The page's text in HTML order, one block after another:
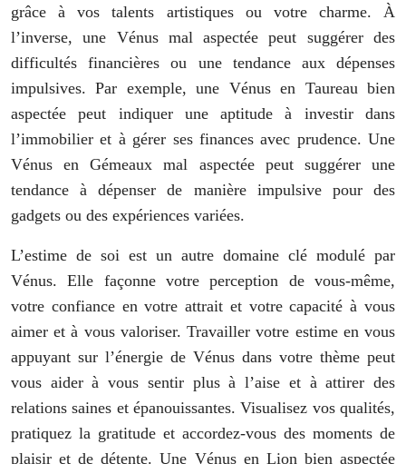
grâce à vos talents artistiques ou votre charme. À
l’inverse, une Vénus mal aspectée peut suggérer des
difficultés financières ou une tendance aux dépenses
impulsives. Par exemple, une Vénus en Taureau bien
aspectée peut indiquer une aptitude à investir dans
l’immobilier et à gérer ses finances avec prudence. Une
Vénus en Gémeaux mal aspectée peut suggérer une
tendance à dépenser de manière impulsive pour des
gadgets ou des expériences variées.
L’estime de soi est un autre domaine clé modulé par
Vénus. Elle façonne votre perception de vous-même,
votre confiance en votre attrait et votre capacité à vous
aimer et à vous valoriser. Travailler votre estime en vous
appuyant sur l’énergie de Vénus dans votre thème peut
vous aider à vous sentir plus à l’aise et à attirer des
relations saines et épanouissantes. Visualisez vos qualités,
pratiquez la gratitude et accordez-vous des moments de
plaisir et de détente. Une Vénus en Lion bien aspectée